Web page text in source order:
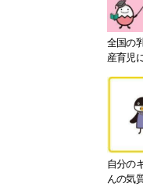
全国の
産育児
自分の
んの気